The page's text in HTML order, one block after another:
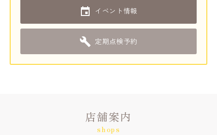
イベント情報
定期点検予約
店舗案内
shops